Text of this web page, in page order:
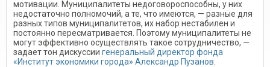
мотивации. Муниципалитеты недоговороспособны, у них
недостаточно полномочий, а те, что имеются, — разные для
разных типов муниципалитетов, их набор нестабилен и
постоянно пересматривается. Поэтому муниципалитеты не
могут эффективно осуществлять такое сотрудничество, —
задает тон дискуссии генеральный директор фонда
«Институт экономики города» Александр Пузанов